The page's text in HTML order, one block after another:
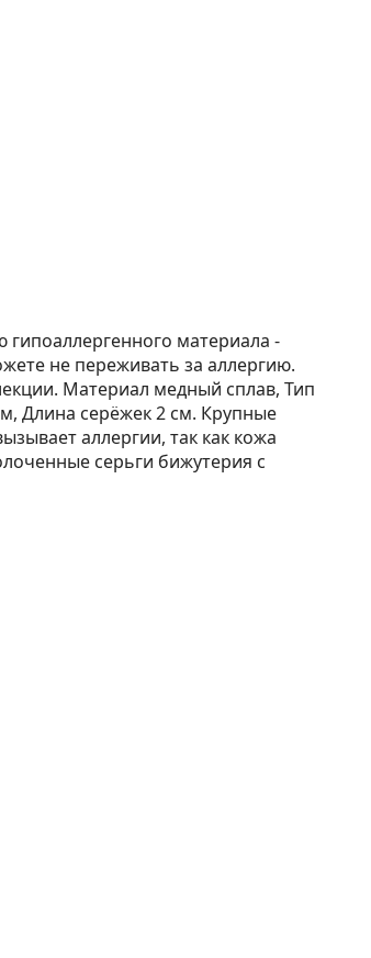
материала -
не переживать за аллергию.
Материал медный сплав, Тип
Длина серёжек 2 см. Крупные
аллергии, так как кожа
серьги бижутерия с